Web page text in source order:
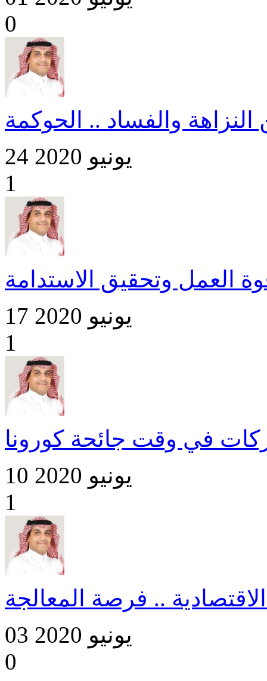
0
النزاهة والفساد .. الحوكمة
24 يونيو 2020
1
العمل وتحقيق الاستدامة
17 يونيو 2020
1
في وقت جائحة كورونا
10 يونيو 2020
1
.. فرصة المعالجة
03 يونيو 2020
0